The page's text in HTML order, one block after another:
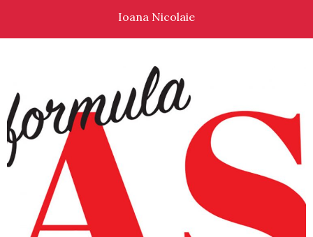
Ioana Nicolaie